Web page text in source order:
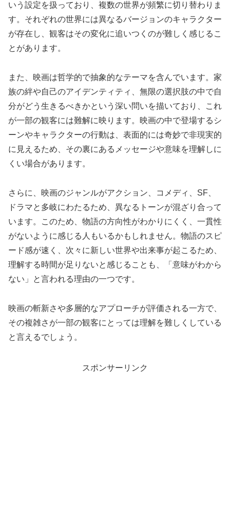
いう設定を扱っており、複数の世界が頻繁に切り替わりま
す。それぞれの世界には異なるバージョンのキャラクター
が存在し、観客はその変化に追いつくのが難しく感じるこ
とがあります。
また、映画は哲学的で抽象的なテーマを含んでいます。家
族の絆や自己のアイデンティティ、無限の選択肢の中で自
分がどう生きるべきかという深い問いを描いており、これ
が一部の観客には難解に映ります。映画の中で登場するシ
ーンやキャラクターの行動は、表面的には奇妙で非現実的
に見えるため、その裏にあるメッセージや意味を理解しに
くい場合があります。
さらに、映画のジャンルがアクション、コメディ、SF、
ドラマと多岐にわたるため、異なるトーンが混ざり合って
います。このため、物語の方向性がわかりにくく、一貫性
がないように感じる人もいるかもしれません。物語のスピ
ード感が速く、次々に新しい世界や出来事が起こるため、
理解する時間が足りないと感じることも、「意味がわから
ない」と言われる理由の一つです。
映画の斬新さや多層的なアプローチが評価される一方で、
その複雑さが一部の観客にとっては理解を難しくしている
と言えるでしょう。
スポンサーリンク